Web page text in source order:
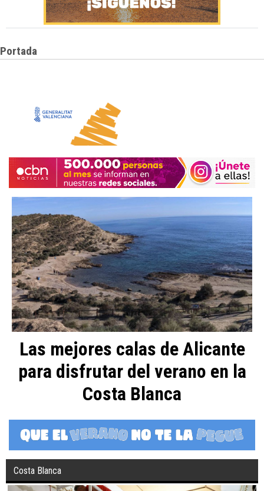
Portada
Las mejores calas de Alicante
para disfrutar del verano en la
Costa Blanca
Costa Blanca